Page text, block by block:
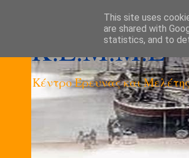
K.E.M.M.E
Κέντρο Έρευνας και
This site uses
are shared with
statistics, and to